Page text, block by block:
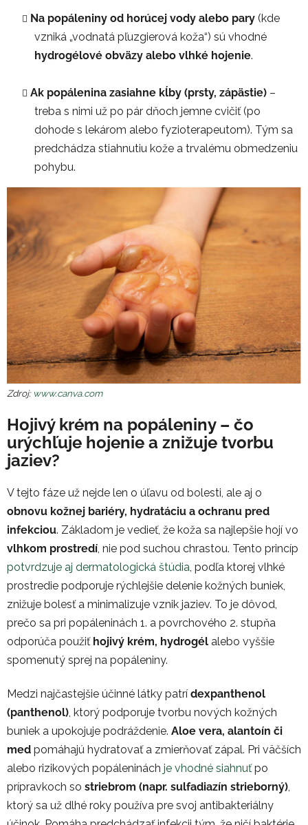
Na popáleniny od horúcej vody alebo pary (kde
vzniká „vodnatá pľuzgierová koža“) sú vhodné
hydrogélové obväzy alebo vlhké hojenie.
Ak popálenina zasiahne kĺby (prsty, zápästie) –
treba s nimi už po pár dňoch jemne cvičiť (po
dohode s lekárom alebo fyzioterapeutom). Tým sa
predchádza stiahnutiu kože a trvalému obmedzeniu
pohybu.
Zdroj: www.canva.com
Hojivý krém na popáleniny – čo
urýchľuje hojenie a znižuje tvorbu
jaziev?
V tejto fáze už nejde len o úľavu od bolesti, ale aj o
obnovu kožnej bariéry, hydratáciu a ochranu pred
infekciou. Základom je vedieť, že koža sa najlepšie hojí vo
vlhkom prostredí , nie pod suchou chrastou. Tento princíp
potvrdzuje aj dermatologická štúdia , podľa ktorej vlhké
prostredie podporuje rýchlejšie delenie kožných buniek,
znižuje bolesť a minimalizuje vznik jaziev. To je dôvod,
prečo sa pri popáleninách 1. a povrchového 2. stupňa
odporúča použiť hojivý krém, hydrogél alebo vyššie
spomenutý sprej na popáleniny.
Medzi najčastejšie účinné látky patrí dexpanthenol
(panthenol) , ktorý podporuje tvorbu nových kožných
buniek a upokojuje podráždenie. Aloe vera, alantoín či
med pomáhajú hydratovať a zmierňovať zápal. Pri väčších
alebo rizikových popáleninách je vhodné siahnuťpo
prípravkoch so striebrom (napr. sulfadiazín strieborný)
ktorý sa už dlhé roky používa pre svoj antibakteriálny